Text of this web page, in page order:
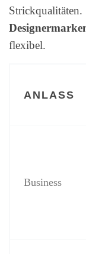
Strickqualitäten.
flexibel.
ANLASS
Business